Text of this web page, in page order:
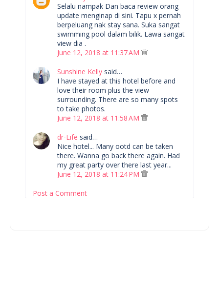
Selalu nampak Dan baca review orang
update menginap di sini. Tapu x pernah
berpeluang nak stay sana. Suka sangat
swimming pool dalam bilik. Lawa sangat
view dia .
June 12, 2018 at 11:37 AM
Sunshine Kelly said…
I have stayed at this hotel before and
love their room plus the view
surrounding. There are so many spots
to take photos.
June 12, 2018 at 11:58 AM
dr-Life said…
Nice hotel... Many ootd can be taken
there. Wanna go back there again. Had
my great party over there last year...
June 12, 2018 at 11:24 PM
Post a Comment